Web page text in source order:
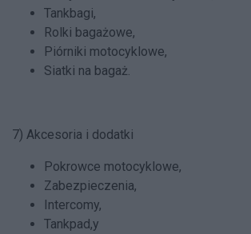
Tankbagi,
Rolki bagażowe,
Piórniki motocyklowe,
Siatki na bagaż.
7) Akcesoria i dodatki
Pokrowce motocyklowe,
Zabezpieczenia,
Intercomy,
Tankpad,y